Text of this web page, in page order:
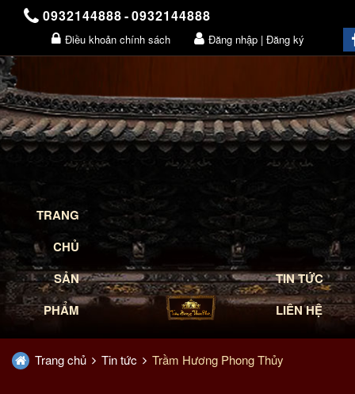
0932144888-0932144888
Điều khoản chính sách
Đăng nhập | Đăng ký
TRANG
CHỦ
SẢN
PHẨM
TIN TỨC
LIÊN HỆ
Trang chủ Tin tức Trầm Hương Phong Thủy